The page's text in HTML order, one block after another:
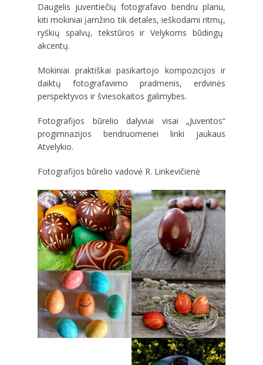
Daugelis juventiečių fotografavo bendru planu,
kiti mokiniai įamžino tik detales, ieškodami ritmų,
ryškių spalvų, tekstūros ir Velykoms būdingų
akcentų.
Mokiniai praktiškai pasikartojo kompozicijos ir
daiktų fotografavimo pradmenis, erdvinės
perspektyvos ir šviesokaitos galimybes.
Fotografijos būrelio dalyviai visai „Juventos“
progimnazijos bendruomenei linki jaukaus
Atvelykio.
Fotografijos būrelio vadovė R. Linkevičienė